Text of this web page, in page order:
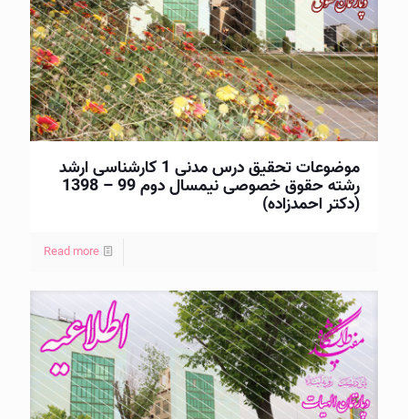
موضوعات تحقيق درس مدنی 1 كارشناسی ارشد
رشته حقوق خصوصی نيمسال دوم 99 – 1398
(دکتر احمدزاده)
Read more